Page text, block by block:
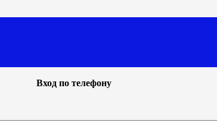
Вход по телефону